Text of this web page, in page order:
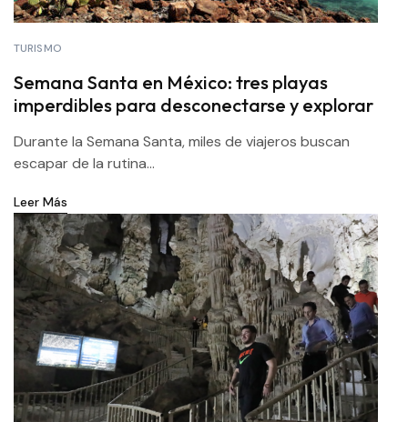
TURISMO
Semana Santa en México: tres playas
imperdibles para desconectarse y explorar
Durante la Semana Santa, miles de viajeros buscan
escapar de la rutina...
Leer Más